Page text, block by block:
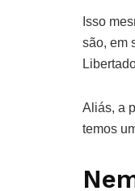
Isso
são, em
Aliás, a
temos